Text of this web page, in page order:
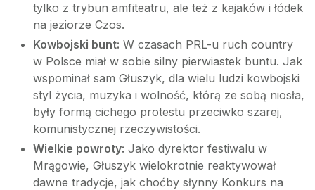
tylko z trybun amfiteatru, ale też z kajaków i łódek
na jeziorze Czos.
Kowbojski bunt: W czasach PRL-u ruch country
w Polsce miał w sobie silny pierwiastek buntu. Jak
wspominał sam Głuszyk, dla wielu ludzi kowbojski
styl życia, muzyka i wolność, którą ze sobą niosła,
były formą cichego protestu przeciwko szarej,
komunistycznej rzeczywistości.
Wielkie powroty: Jako dyrektor festiwalu w
Mrągowie, Głuszyk wielokrotnie reaktywował
dawne tradycje, jak choćby słynny Konkurs na